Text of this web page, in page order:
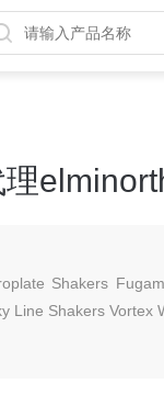
Shakers
Line Shakers Vortex